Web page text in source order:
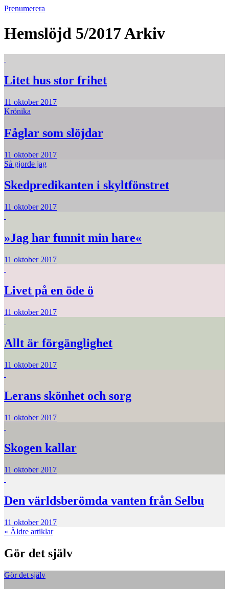
Prenumerera
Hemslöjd 5/2017Arkiv
Litet hus stor frihet
11 oktober 2017
Krönika
Fåglar som slöjdar
11 oktober 2017
Så gjorde jag
Skedpredikanten i skyltfönstret
11 oktober 2017
»Jag har funnit min hare«
11 oktober 2017
Livet på en öde ö
11 oktober 2017
Allt är förgänglighet
11 oktober 2017
Lerans skönhet och sorg
11 oktober 2017
Skogen kallar
11 oktober 2017
Den världsberömda vanten från Selbu
11 oktober 2017
« Äldre artiklar
Gör det själv
Gör det själv